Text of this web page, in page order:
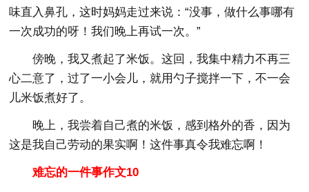
味直入鼻孔，这时妈妈走过来说：“没事，做什么事哪有
一次成功的呀！我们晚上再试一次。”
傍晚，我又煮起了米饭。这回，我集中精力不再三
心二意了，过了一小会儿，就用勺子搅拌一下，不一会
儿米饭煮好了。
晚上，我尝着自己煮的米饭，感到格外的香，因为
这是我自己劳动的果实啊！这件事真令我难忘啊！
难忘的一件事作文10